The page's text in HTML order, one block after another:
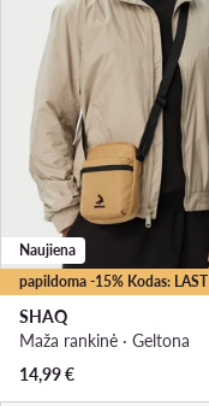
papildoma -15% Kodas: LAST
Naujiena
SHAQ
Maža rankinė · Geltona
14,99€